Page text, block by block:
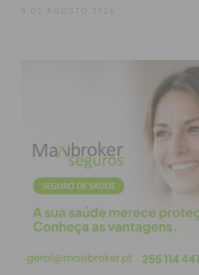
atualizada.
Eu li e concordo com os
6 DE AGOSTO 2026